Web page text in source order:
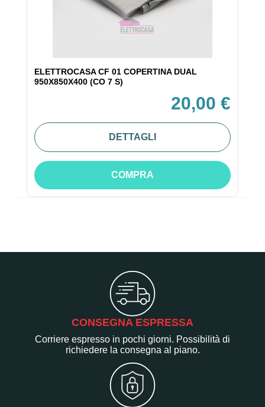
ELETTROCASA CF 01 COPERTINA DUAL
950X850X400 (CO 7 S)
20,00 €
DETTAGLI
COMPRA
CONSEGNA ESPRESSA
Corriere espresso in pochi giorni. Possibilità di
richiedere la consegna al piano.